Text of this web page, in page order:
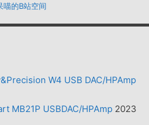
喵的B站空间
W4 USB DAC/HPAmp
MB21P USBDAC/HPAmp 2023